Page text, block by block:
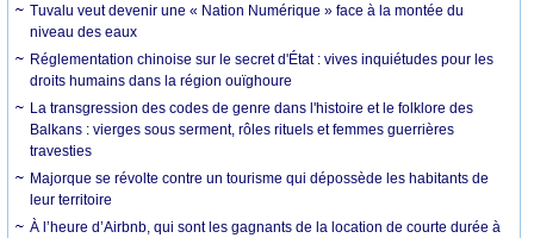
Tuvalu veut devenir une « Nation Numérique » face à la montée du
niveau des eaux
Réglementation chinoise sur le secret d'État : vives inquiétudes pour les
droits humains dans la région ouïghoure
La transgression des codes de genre dans l'histoire et le folklore des
Balkans : vierges sous serment, rôles rituels et femmes guerrières
travesties
Majorque se révolte contre un tourisme qui dépossède les habitants de
leur territoire
À l’heure d’Airbnb, qui sont les gagnants de la location de courte durée à